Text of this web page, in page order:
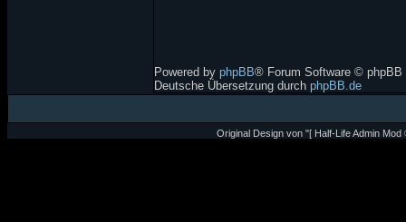
Powered by phpBB® Forum Software © phpBB
Deutsche Übersetzung durch phpBB.de
Original Design von "[ Half-Life Admin